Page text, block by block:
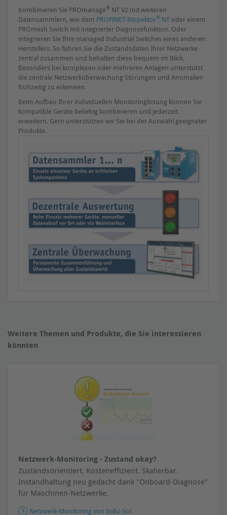
Kombinieren Sie PROmanage® NT V2 mit weiteren
Datensammlern, wie dem PROFINET-INspektor® NT oder einem
PROmesh Switch mit integrierter Diagnosefunktion. Oder
integrieren Sie Ihre managed Industrial Switches eines anderen
Herstellers. So führen Sie die Zustandsdaten Ihrer Netzwerke
zentral zusammen und behalten diese bequem im Blick.
Besonders bei komplexen oder mehreren Anlagen unterstützt
die zentrale Netzwerküberwachung Störungen und Anomalien
frühzeitig zu erkennen.
Beim Aufbau Ihrer individuellen Monitoringlösung können Sie
kompatible Geräte beliebig kombinieren und jederzeit
erweitern. Gern unterstützen wir Sie bei der Auswahl geeigneter
Produkte.
Weitere Themen und Produkte, die Sie interessieren
könnten
Netzwerk-Monitoring - Zustand okay?
Zustandsorientiert. Kosteneffizient. Skalierbar.
Instandhaltung neu gedacht dank "Onboard-Diagnose"
für Maschinen-Netzwerke.
Netzwerk-Monitoring von Indu-Sol